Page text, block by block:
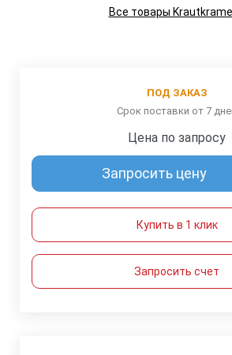
Все товары
ПОД ЗАКАЗ
Срок поставки от 7
Цена по запросу
Запросить цену
Купить в 1 клик
Запросить счет